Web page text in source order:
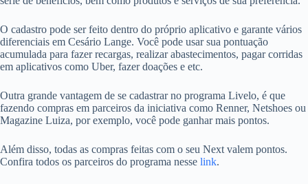
O cadastro pode ser feito dentro do próprio aplicativo e garante vários
diferenciais em Cesário Lange. Você pode usar sua pontuação
acumulada para fazer recargas, realizar abastecimentos, pagar corridas
em aplicativos como Uber, fazer doações e etc.
Outra grande vantagem de se cadastrar no programa Livelo, é que
fazendo compras em parceiros da iniciativa como Renner, Netshoes ou
Magazine Luiza, por exemplo, você pode ganhar mais pontos.
Além disso, todas as compras feitas com o seu Next valem pontos.
Confira todos os parceiros do programa nesse link.